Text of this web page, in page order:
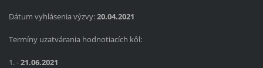
Dátum vyhlásenia výzvy:20.04.2021
Termíny uzatvárania hodnotiacích kôl:
1. -21.06.2021